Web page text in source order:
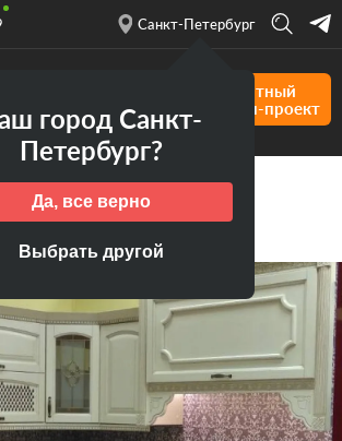
Санкт-Петербург
город Санкт-
Петербург?
Да, все верно
Выбрать другой
Бесплатный
дизайн-проект
продаж фабрики ЗОВ